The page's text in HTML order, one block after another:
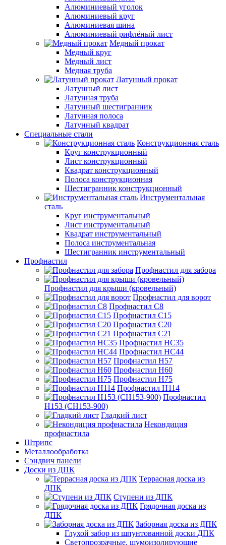
Алюминиевый уголок
Алюминиевый круг
Алюминиевая шина
Алюминиевый рифлёный лист
Медный прокат
Медный круг
Медный лист
Медная труба
Латунный прокат
Латунный лист
Латунная труба
Латунный шестигранник
Латунная полоса
Латунный квадрат
Специальные стали
Конструкционная сталь
Круг конструкционный
Лист конструкционный
Квадрат конструкционный
Полоса конструкционная
Шестигранник конструкционный
Инструментальная
сталь
Круг инструментальный
Лист инструментальный
Квадрат инструментальный
Полоса инструментальная
Шестигранник инструментальный
Профнастил
Профнастил для забора
Профнастил для крыши (кровельный)
Профнастил для ворот
Профнастил С8
Профнастил С15
Профнастил С20
Профнастил С21
Профнастил НС35
Профнастил НС44
Профнастил Н57
Профнастил Н60
Профнастил Н75
Профнастил Н114
Профнастил
Н153 (СН153-900)
Гладкий лист
Некондиция
профнастила
Штрипс
Металлообработка
Сэндвич панели
Доски из ДПК
Террасная доска из
ДПК
Ступени из ДПК
Грядочная доска из
ДПК
Заборная доска из ДПК
Глухой забор из шпунтованной доски ДПК
Светопрозрачные, шумоизолирующие